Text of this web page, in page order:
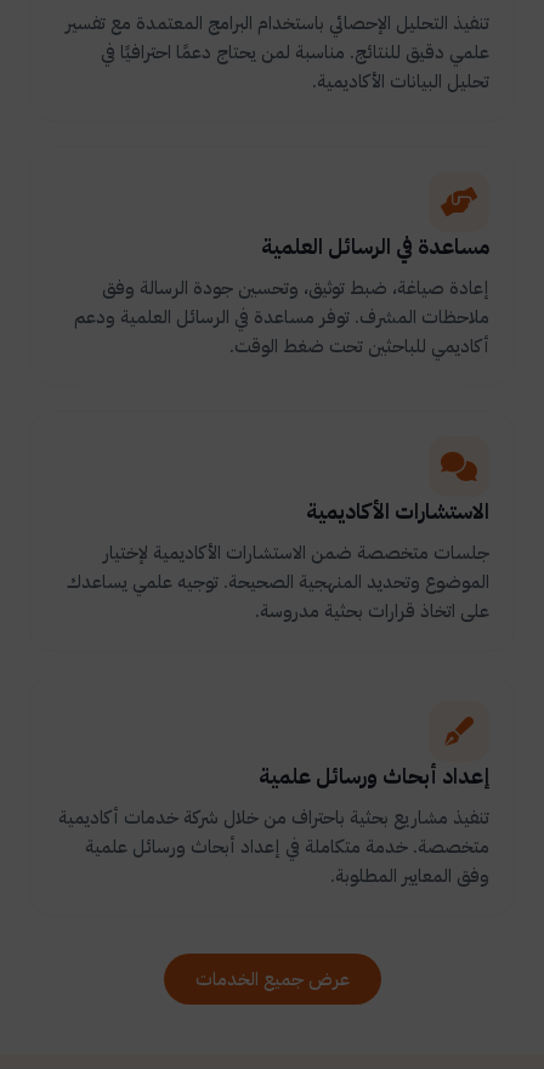
تنفيذ التحليل الإحصائي باستخدام البرامج المعتمدة مع تفسير
علمي دقيق للنتائج. مناسبة لمن يحتاج دعمًا احترافيًا في
تحليل البيانات الأكاديمية.
مساعدة في الرسائل العلمية
إعادة صياغة، ضبط توثيق، وتحسين جودة الرسالة وفق
ملاحظات المشرف. توفر مساعدة في الرسائل العلمية ودعم
أكاديمي للباحثين تحت ضغط الوقت.
الاستشارات الأكاديمية
جلسات متخصصة ضمن الاستشارات الأكاديمية لإختيار
الموضوع وتحديد المنهجية الصحيحة. توجيه علمي يساعدك
على اتخاذ قرارات بحثية مدروسة.
إعداد أبحاث ورسائل علمية
تنفيذ مشاريع بحثية باحتراف من خلال شركة خدمات أكاديمية
متخصصة. خدمة متكاملة في إعداد أبحاث ورسائل علمية
وفق المعايير المطلوبة.
عرض جميع الخدمات